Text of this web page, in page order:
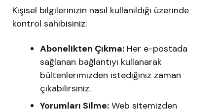
Kişisel bilgilerinizin nasıl kullanıldığı üzerinde
kontrol sahibisiniz:
Abonelikten Çıkma: Her e-postada
sağlanan bağlantıyı kullanarak
bültenlerimizden istediğiniz zaman
çıkabilirsiniz.
Yorumları Silme: Web sitemizden